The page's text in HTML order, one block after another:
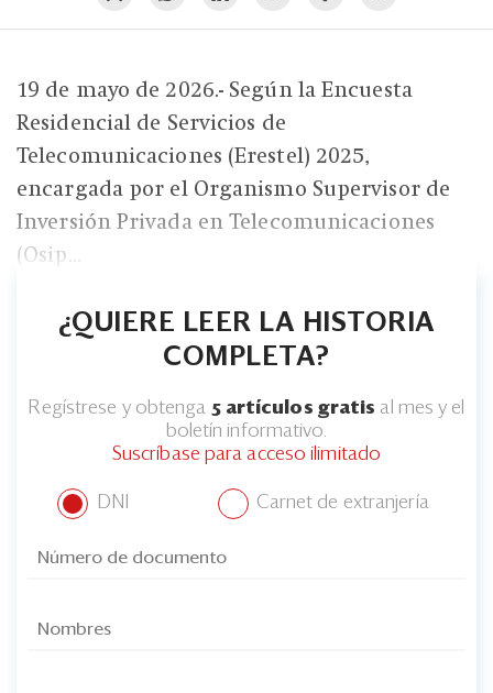
Economía y Finanzas
Legal y Política
Eventos
Ranking CEO
19 de mayo de 2026.- Según la Encuesta
Residencial de Servicios de
Telecomunicaciones (Erestel) 2025,
encargada por el Organismo Supervisor de
Inversión Privada en Telecomunicaciones
(Osip...
¿QUIERE LEER LA HISTORIA
COMPLETA?
Regístrese y obtenga 5 artículos gratis al mes y el
boletín informativo.
Suscríbase para acceso ilimitado
DNI Carnet de extranjería